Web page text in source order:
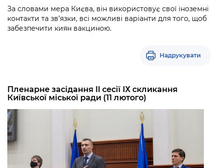
За словами мера Києва, він використовує свої іноземні
контакти та зв’язки, всі можливі варіанти для того, щоб
забезпечити киян вакциною.
Надрукувати
Пленарне засідання II сесії IХ скликання
Київської міської ради (11 лютого)